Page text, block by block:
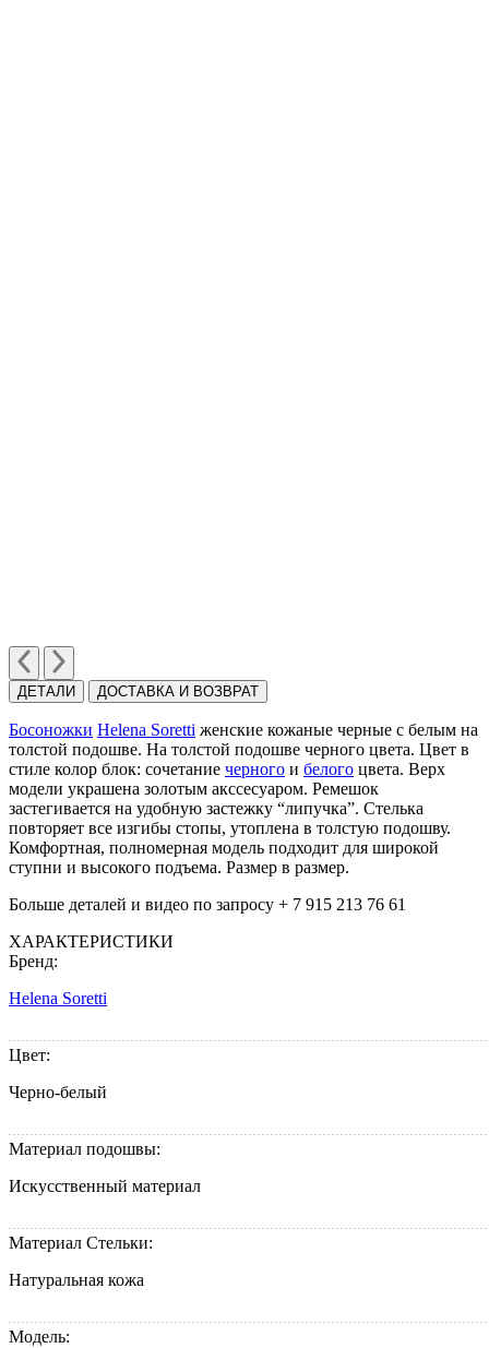
ДЕТАЛИ ДОСТАВКА И ВОЗВРАТ
Босоножки Helena Soretti женские кожаные черные с белым на
толстой подошве. На толстой подошве черного цвета. Цвет в
стиле колор блок: сочетание черного и белого цвета. Верх
модели украшена золотым акссесуаром. Ремешок
застегивается на удобную застежку “липучка”. Стелька
повторяет все изгибы стопы, утоплена в толстую подошву.
Комфортная, полномерная модель подходит для широкой
ступни и высокого подъема. Размер в размер.
Больше деталей и видео по запросу + 7 915 213 76 61
ХАРАКТЕРИСТИКИ
Бренд:
Helena Soretti
Цвет:
Черно-белый
Материал подошвы:
Искусственный материал
Материал Стельки:
Натуральная кожа
Модель: